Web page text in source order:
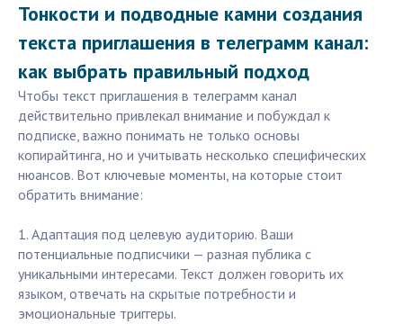
Тонкости и подводные камни создания
текста приглашения в телеграмм канал:
как выбрать правильный подход
Чтобы текст приглашения в телеграмм канал
действительно привлекал внимание и побуждал к
подписке, важно понимать не только основы
копирайтинга, но и учитывать несколько специфических
нюансов. Вот ключевые моменты, на которые стоит
обратить внимание:
1. Адаптация под целевую аудиторию. Ваши
потенциальные подписчики — разная публика с
уникальными интересами. Текст должен говорить их
языком, отвечать на скрытые потребности и
эмоциональные триггеры.